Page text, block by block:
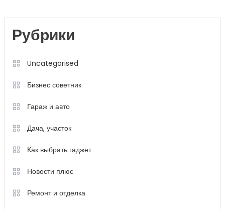
Рубрики
Uncategorised
Бизнес советник
Гараж и авто
Дача, участок
Как выбрать гаджет
Новости плюс
Ремонт и отделка